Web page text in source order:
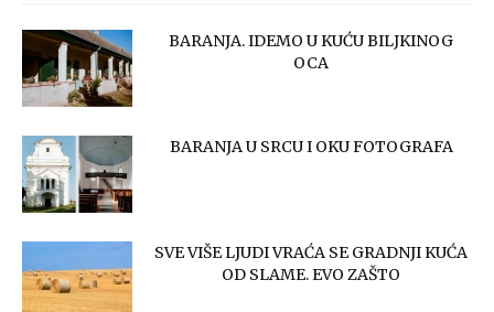
BARANJA. IDEMO U KUĆU BILJKINOG
OCA
BARANJA U SRCU I OKU FOTOGRAFA
SVE VIŠE LJUDI VRAĆA SE GRADNJI KUĆA
OD SLAME. EVO ZAŠTO